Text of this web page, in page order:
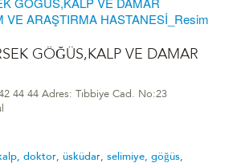
GÖĞÜS,KALP VE DAMAR
44 44 Adres: Tıbbiye Cad. No:23
doktor, üsküdar, selimiye, göğüs,